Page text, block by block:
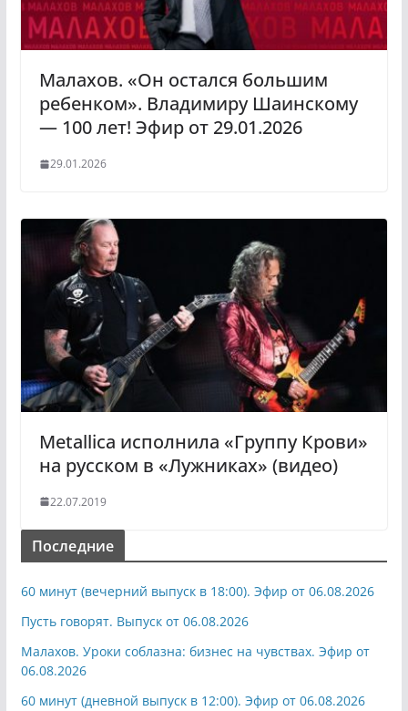
Малахов. «Он остался большим
ребенком». Владимиру Шаинскому
— 100 лет! Эфир от 29.01.2026
29.01.2026
Metallica исполнила «Группу Крови»
на русском в «Лужниках» (видео)
22.07.2019
Последние
60 минут (вечерний выпуск в 18:00). Эфир от 06.08.2026
Пусть говорят. Выпуск от 06.08.2026
Малахов. Уроки соблазна: бизнес на чувствах. Эфир от
06.08.2026
60 минут (дневной выпуск в 12:00). Эфир от 06.08.2026